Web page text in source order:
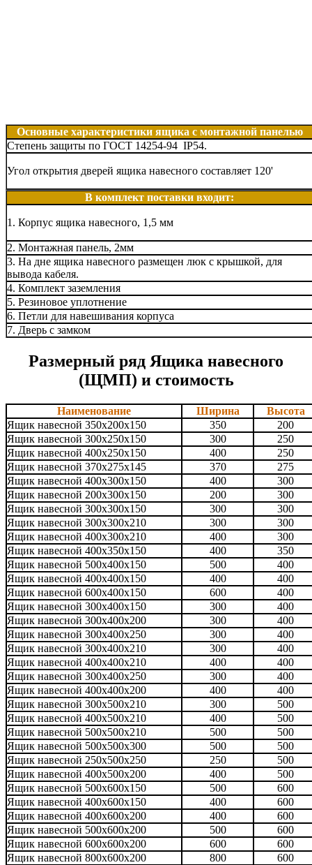
Основные характеристики ящика с монтажной панелью
Степень защиты по ГОСТ 14254-94 IP54.
Угол открытия дверей ящика навесного составляет 120'
В комплект поставки входит:
1. Корпус ящика навесного, 1,5 мм
2. Монтажная панель, 2мм
3. На дне ящика навесного размещен люк с крышкой, для
вывода кабеля.
4. Комплект заземления
5. Резиновое уплотнение
6. Петли для навешивания корпуса
7. Дверь с замком
Размерный ряд Ящика навесного
(ЩМП) и стоимость
Наименование Ширина
Высота
Ящик навесной 350х200х150
350
200
Ящик навесной 300х250х150
300
250
Ящик навесной 400х250х150
400
250
Ящик навесной 370х275х145
370
275
Ящик навесной 400х300х150
400
300
Ящик навесной 200х300х150
200
300
Ящик навесной 300х300х150
300
300
Ящик навесной 300х300х210
300
300
Ящик навесной 400х300х210
400
300
Ящик навесной 400х350х150
400
350
Ящик навесной 500х400х150
500
400
Ящик навесной 400х400х150
400
400
Ящик навесной 600х400х150
600
400
Ящик навесной 300х400х150
300
400
Ящик навесной 300х400х200
300
400
Ящик навесной 300х400х250
300
400
Ящик навесной 300х400х210
300
400
Ящик навесной 400х400х210
400
400
Ящик навесной 300х400х250
300
400
Ящик навесной 400х400х200
400
400
Ящик навесной 300х500х210
300
500
Ящик навесной 400х500х210
400
500
Ящик навесной 500х500х210
500
500
Ящик навесной 500х500х300
500
500
Ящик навесной 250х500х250
250
500
Ящик навесной 400х500х200
400
500
Ящик навесной 500х600х150
500
600
Ящик навесной 400х600х150
400
600
Ящик навесной 400х600х200
400
600
Ящик навесной 500х600х200
500
600
Ящик навесной 600х600х200
600
600
Ящик навесной 800х600х200
800
600